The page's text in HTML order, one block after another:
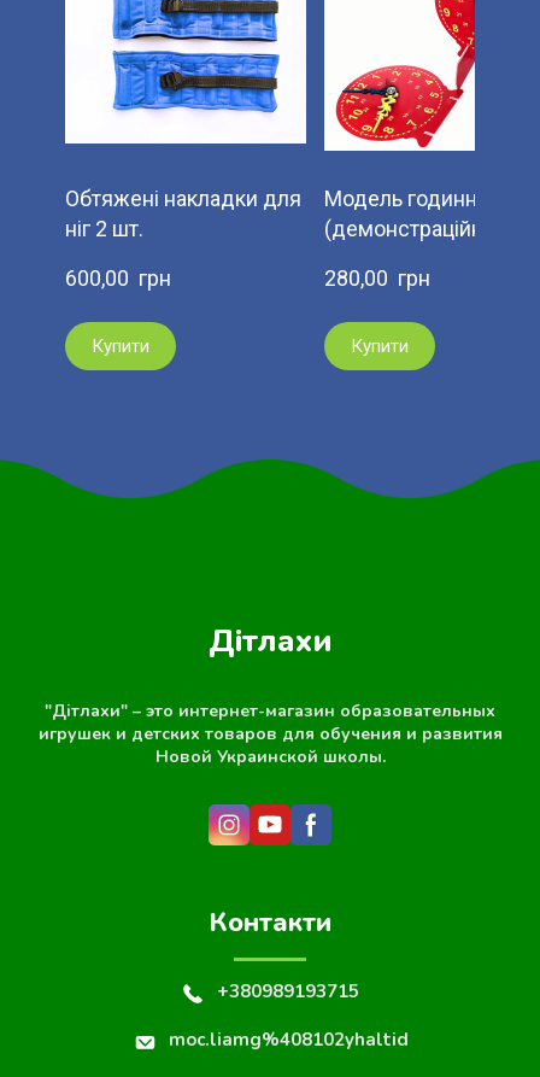
Обтяжені накладки для
ніг 2 шт.
600,00  грн
Купити
Модель годинника
(демонстраційна) 18
280,00  грн
Купити
Дітлахи
"Дітлахи" – это интернет-магазин образовательных
игрушек и детских товаров для обучения и развития
Новой Украинской школы.
Контакти
+380989193715
moc.liamg%408102yhaltid